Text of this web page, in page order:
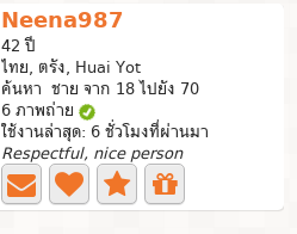
Neena987
42 ปี
ไทย, ตรัง, Huai Yot
ค้นหา ชาย จาก 18 ไปยัง 70
6 ภาพถ่าย
ใช้งานล่าสุด: 6 ชั่วโมงที่ผ่านมา
Respectful, nice person